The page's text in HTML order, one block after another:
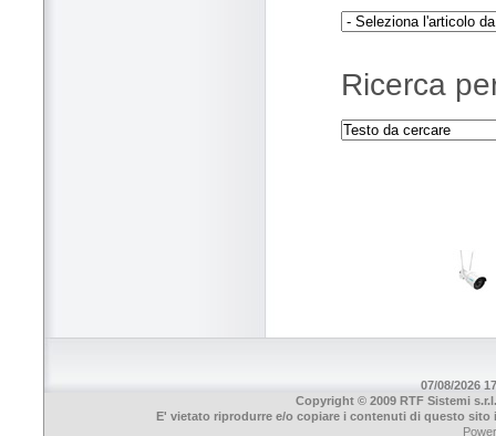
Ricerca
07/08/2026
Copyright © 2009 RTF Sistemi
E' vietato riprodurre e/o copiare i contenuti di questo